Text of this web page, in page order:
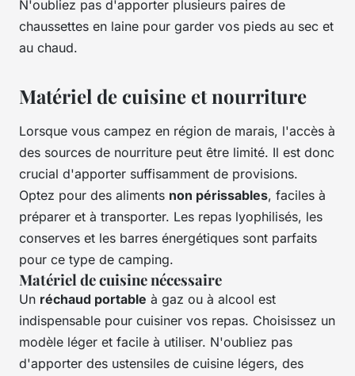
N'oubliez pas d'apporter plusieurs paires de
chaussettes en laine pour garder vos pieds au sec et
au chaud.
Matériel de cuisine et nourriture
Lorsque vous campez en région de marais, l'accès à
des sources de nourriture peut être limité. Il est donc
crucial d'apporter suffisamment de provisions.
Optez pour des aliments non périssables, faciles à
préparer et à transporter. Les repas lyophilisés, les
conserves et les barres énergétiques sont parfaits
pour ce type de camping.
Matériel de cuisine nécessaire
Un réchaud portable à gaz ou à alcool est
indispensable pour cuisiner vos repas. Choisissez un
modèle léger et facile à utiliser. N'oubliez pas
d'apporter des ustensiles de cuisine légers, des